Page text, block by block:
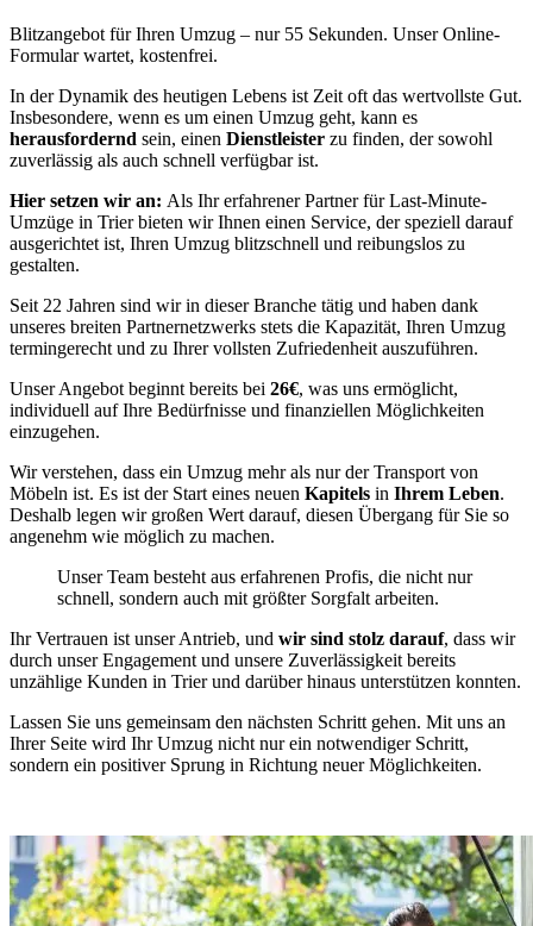
Blitzangebot für Ihren Umzug – nur 55 Sekunden. Unser Online-
Formular wartet, kostenfrei.
In der Dynamik des heutigen Lebens ist Zeit oft das wertvollste Gut.
Insbesondere, wenn es um einen Umzug geht, kann es
herausfordernd sein, einen Dienstleister zu finden, der sowohl
zuverlässig als auch schnell verfügbar ist.
Hier setzen wir an: Als Ihr erfahrener Partner für Last-Minute-
Umzüge in Trier bieten wir Ihnen einen Service, der speziell darauf
ausgerichtet ist, Ihren Umzug blitzschnell und reibungslos zu
gestalten.
Seit 22 Jahren sind wir in dieser Branche tätig und haben dank
unseres breiten Partnernetzwerks stets die Kapazität, Ihren Umzug
termingerecht und zu Ihrer vollsten Zufriedenheit auszuführen.
Unser Angebot beginnt bereits bei 26€, was uns ermöglicht,
individuell auf Ihre Bedürfnisse und finanziellen Möglichkeiten
einzugehen.
Wir verstehen, dass ein Umzug mehr als nur der Transport von
Möbeln ist. Es ist der Start eines neuen Kapitels in Ihrem Leben.
Deshalb legen wir großen Wert darauf, diesen Übergang für Sie so
angenehm wie möglich zu machen.
Unser Team besteht aus erfahrenen Profis, die nicht nur
schnell, sondern auch mit größter Sorgfalt arbeiten.
Ihr Vertrauen ist unser Antrieb, und wir sind stolz darauf, dass wir
durch unser Engagement und unsere Zuverlässigkeit bereits
unzählige Kunden in Trier und darüber hinaus unterstützen konnten.
Lassen Sie uns gemeinsam den nächsten Schritt gehen. Mit uns an
Ihrer Seite wird Ihr Umzug nicht nur ein notwendiger Schritt,
sondern ein positiver Sprung in Richtung neuer Möglichkeiten.